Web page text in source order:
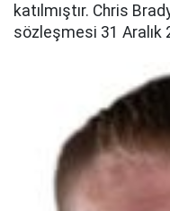
katılmıştır. Chris
sözleşmesi 31